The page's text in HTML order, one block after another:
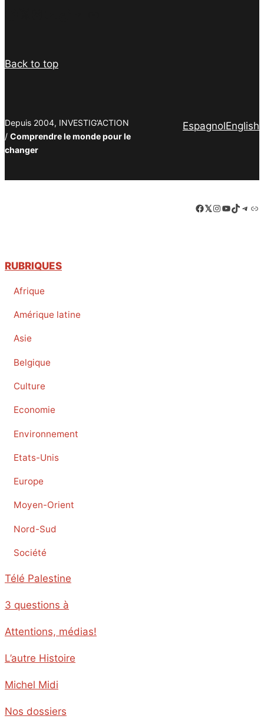
Back to top
Depuis 2004, INVESTIG’ACTION
/ Comprendre le monde pour le
changer
EspagnolEnglish
Facebook
LinkedIn
Instagram
YouTube
TikTok
RUBRIQUES
Afrique
Amérique latine
Asie
Belgique
Culture
Economie
Environnement
Etats-Unis
Europe
Moyen-Orient
Nord-Sud
Société
Télé Palestine
3 questions à
Attentions, médias!
L’autre Histoire
Michel Midi
Nos dossiers